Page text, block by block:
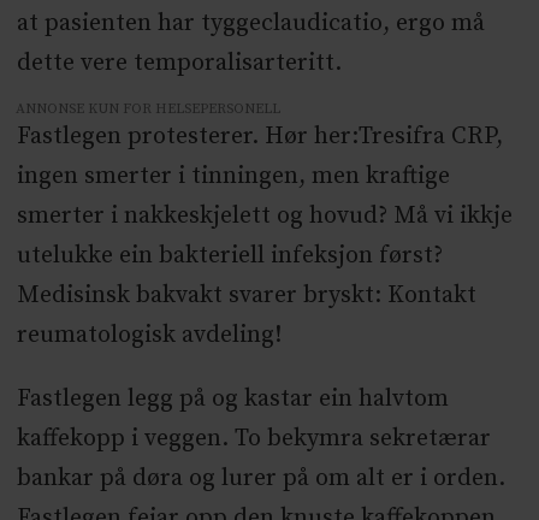
at pasienten har tyggeclaudicatio, ergo må
dette vere temporalisarteritt.
ANNONSE KUN FOR HELSEPERSONELL
Fastlegen protesterer. Hør her:Tresifra CRP,
ingen smerter i tinningen, men kraftige
smerter i nakkeskjelett og hovud? Må vi ikkje
utelukke ein bakteriell infeksjon først?
Medisinsk bakvakt svarer bryskt: Kontakt
reumatologisk avdeling!
Fastlegen legg på og kastar ein halvtom
kaffekopp i veggen. To bekymra sekretærar
bankar på døra og lurer på om alt er i orden.